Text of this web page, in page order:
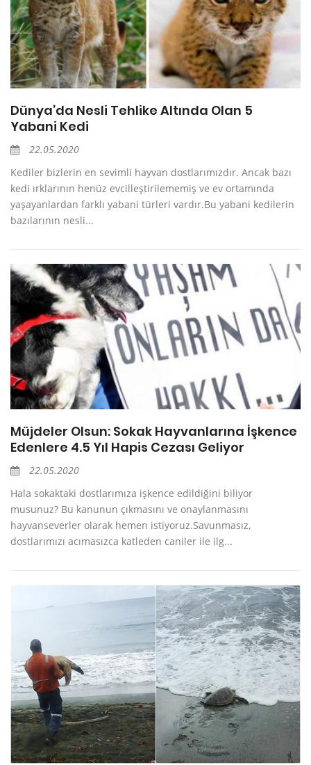
Dünya’da Nesli Tehlike Altında Olan 5
Yabani Kedi
22.05.2020
Kediler bizlerin en sevimli hayvan dostlarımızdır. Ancak bazı
kedi ırklarının henüz evcilleştirilememiş ve ev ortamında
yaşayanlardan farklı yabani türleri vardır.Bu yabani kedilerin
bazılarının nesli...
Müjdeler Olsun: Sokak Hayvanlarına İşkence
Edenlere 4.5 Yıl Hapis Cezası Geliyor
22.05.2020
Hala sokaktaki dostlarımıza işkence edildiğini biliyor
musunuz? Bu kanunun çıkmasını ve onaylanmasını
hayvanseverler olarak hemen istiyoruz.Savunmasız,
dostlarımızı acımasızca katleden caniler ile ilg...